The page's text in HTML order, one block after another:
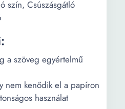
szín, Csúszásgátló
a szöveg egyértelmű
nem kenődik el a papíron
használat